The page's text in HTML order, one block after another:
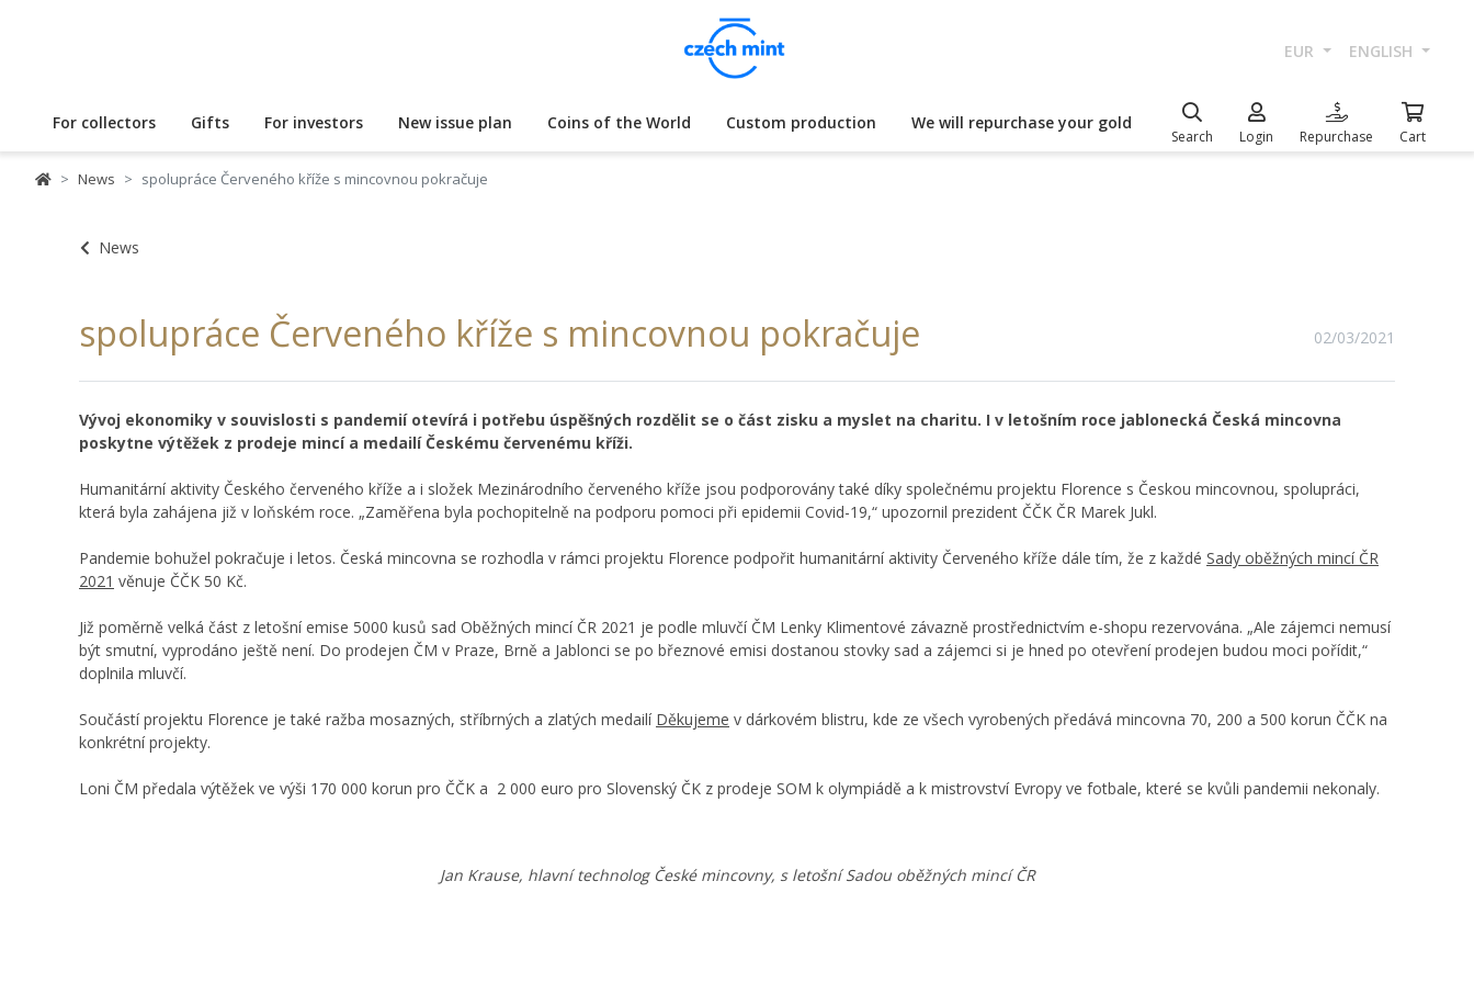
EUR ENGLISH
For collectors Gifts For investors New issue plan Coins of the World Custom production We will repurchase your gold
Search Login Repurchase Cart
News spolupráce Červeného kříže s mincovnou pokračuje
News
spolupráce Červeného kříže s mincovnou pokračuje 02/03/2021
Vývoj ekonomiky v souvislosti s pandemií otevírá i potřebu úspěšných rozdělit se o část zisku a myslet na charitu. I v letošním roce jablonecká Česká mincovna
poskytne výtěžek z prodeje mincí a medailí Českému červenému kříži.
Humanitární aktivity Českého červeného kříže a i složek Mezinárodního červeného kříže jsou podporovány také díky společnému projektu Florence s Českou mincovnou, spolupráci,
která byla zahájena již v loňském roce. „Zaměřena byla pochopitelně na podporu pomoci při epidemii Covid-19,“ upozornil prezident ČČK ČR Marek Jukl.
Pandemie bohužel pokračuje i letos. Česká mincovna se rozhodla v rámci projektu Florence podpořit humanitární aktivity Červeného kříže dále tím, že z každé Sady oběžných mincí ČR
2021 věnuje ČČK 50 Kč.
Již poměrně velká část z letošní emise 5000 kusů sad Oběžných mincí ČR 2021 je podle mluvčí ČM Lenky Klimentové závazně prostřednictvím e-shopu rezervována. „Ale zájemci nemusí
být smutní, vyprodáno ještě není. Do prodejen ČM v Praze, Brně a Jablonci se po březnové emisi dostanou stovky sad a zájemci si je hned po otevření prodejen budou moci pořídit,“
doplnila mluvčí.
Součástí projektu Florence je také ražba mosazných, stříbrných a zlatých medailí Děkujeme v dárkovém blistru, kde ze všech vyrobených předává mincovna 70, 200 a 500 korun ČČK na
konkrétní projekty.
Loni ČM předala výtěžek ve výši 170 000 korun pro ČČK a 2 000 euro pro Slovenský ČK z prodeje SOM k olympiádě a k mistrovství Evropy ve fotbale, které se kvůli pandemii nekonaly.
Jan Krause, hlavní technolog České mincovny, s letošní Sadou oběžných mincí ČR